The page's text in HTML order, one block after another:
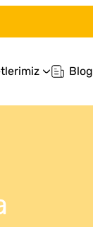
Blog